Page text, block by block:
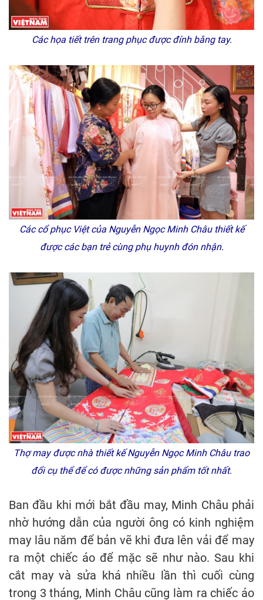
Các họa tiết trên trang phục được đính bằng tay.
Các cổ phục Việt của Nguyễn Ngọc Minh Châu thiết kế
được các bạn trẻ cùng phụ huynh đón nhận.
Thợ may được nhà thiết kế Nguyễn Ngọc Minh Châu trao
đổi cụ thể để có được những sản phẩm tốt nhất.
Ban đầu khi mới bắt đầu may, Minh Châu phải
nhờ hướng dẫn của người ông có kinh nghiệm
may lâu năm để bản vẽ khi đưa lên vải để may
ra một chiếc áo để mặc sẽ như nào. Sau khi
cắt may và sửa khá nhiều lần thì cuối cùng
trong 3 tháng, Minh Châu cũng làm ra chiếc áo